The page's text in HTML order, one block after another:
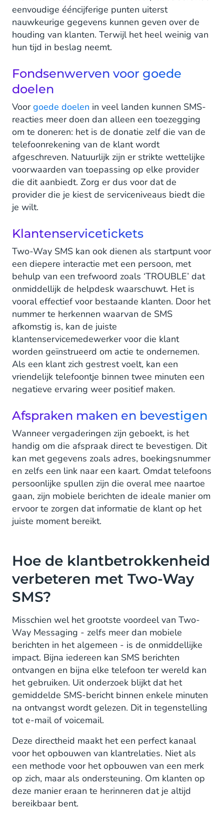
eenvoudige ééncijferige punten uiterst
nauwkeurige gegevens kunnen geven over de
houding van klanten. Terwijl het heel weinig van
hun tijd in beslag neemt.
Fondsenwerven voor goede
doelen
Voorgoede doelen in veel landen kunnen SMS-
reacties meer doen dan alleen een toezegging
om te doneren: het is de donatie zelf die van de
telefoonrekening van de klant wordt
afgeschreven. Natuurlijk zijn er strikte wettelijke
voorwaarden van toepassing op elke provider
die dit aanbiedt. Zorg er dus voor dat de
provider die je kiest de serviceniveaus biedt die
je wilt.
Klantenservicetickets
Two-Way SMS kan ook dienen als startpunt voor
een diepere interactie met een persoon, met
behulp van een trefwoord zoals ‘TROUBLE’ dat
onmiddellijk de helpdesk waarschuwt. Het is
vooral effectief voor bestaande klanten. Door het
nummer te herkennen waarvan de SMS
afkomstig is, kan de juiste
klantenservicemedewerker voor die klant
worden geïnstrueerd om actie te ondernemen.
Als een klant zich gestrest voelt, kan een
vriendelijk telefoontje binnen twee minuten een
negatieve ervaring weer positief maken.
Afspraken maken en bevestigen
Wanneer vergaderingen zijn geboekt, is het
handig om die afspraak direct te bevestigen. Dit
kan met gegevens zoals adres, boekingsnummer
en zelfs een link naar een kaart. Omdat telefoons
persoonlijke spullen zijn die overal mee naartoe
gaan, zijn mobiele berichten de ideale manier om
ervoor te zorgen dat informatie de klant op het
juiste moment bereikt.
Hoe de klantbetrokkenheid
verbeteren met Two-Way
SMS?
Misschien wel het grootste voordeel van Two-
Way Messaging - zelfs meer dan mobiele
berichten in het algemeen - is de onmiddellijke
impact. Bijna iedereen kan SMS berichten
ontvangen en bijna elke telefoon ter wereld kan
het gebruiken. Uit onderzoek blijkt dat het
gemiddelde SMS-bericht binnen enkele minuten
na ontvangst wordt gelezen. Dit in tegenstelling
tot e-mail of voicemail.
Deze directheid maakt het een perfect kanaal
voor het opbouwen van klantrelaties. Niet als
een methode voor het opbouwen van een merk
op zich, maar als ondersteuning. Om klanten op
deze manier eraan te herinneren dat je altijd
bereikbaar bent.